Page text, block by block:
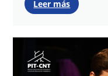
Leer más